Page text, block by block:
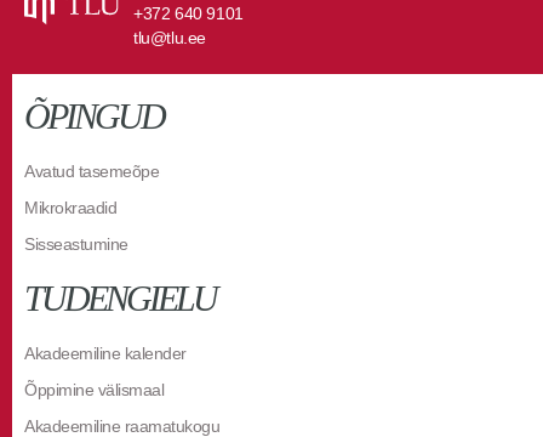
+372 640 9101
tlu@tlu.ee
ÕPINGUD
Avatud tasemeõpe
Mikrokraadid
Sisseastumine
TUDENGIELU
Akadeemiline kalender
Õppimine välismaal
Akadeemiline raamatukogu